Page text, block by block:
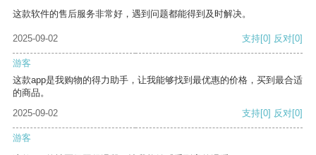
这款软件的售后服务非常好，遇到问题都能得到及时解决。
2025-09-02 支持[0] 反对[0]
游客
这款app是我购物的得力助手，让我能够找到最优惠的价格，买到最合适
的商品。
2025-09-02
支持[0] 反对[0]
游客